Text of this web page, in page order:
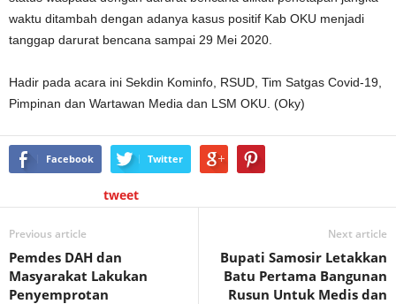
waktu ditambah dengan adanya kasus positif Kab OKU menjadi
tanggap darurat bencana sampai 29 Mei 2020.
Hadir pada acara ini Sekdin Kominfo, RSUD, Tim Satgas Covid-19,
Pimpinan dan Wartawan Media dan LSM OKU. (Oky)
Facebook Twitter
tweet
Previous article
Pemdes DAH dan
Masyarakat Lakukan
Penyemprotan
Next article
Bupati Samosir Letakkan
Batu Pertama Bangunan
Rusun Untuk Medis dan